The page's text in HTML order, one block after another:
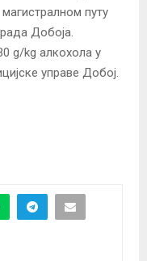
путу
Добоја.
g/kg алкохола у
управе Добој.